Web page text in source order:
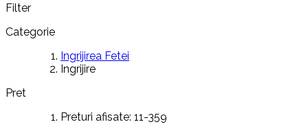
Filter
Categorie
Ingrijirea Fetei
Ingrijire
Pret
Preturi afisate: 11-359